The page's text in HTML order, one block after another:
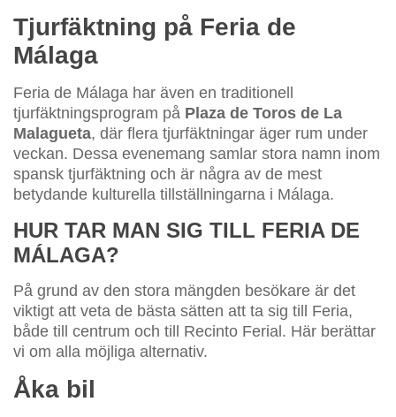
Tjurfäktning på Feria de
Málaga
Feria de Málaga har även en traditionell
tjurfäktningsprogram på Plaza de Toros de La
Malagueta, där flera tjurfäktningar äger rum under
veckan. Dessa evenemang samlar stora namn inom
spansk tjurfäktning och är några av de mest
betydande kulturella tillställningarna i Málaga.
HUR TAR MAN SIG TILL FERIA DE
MÁLAGA?
På grund av den stora mängden besökare är det
viktigt att veta de bästa sätten att ta sig till Feria,
både till centrum och till Recinto Ferial. Här berättar
vi om alla möjliga alternativ.
Åka bil